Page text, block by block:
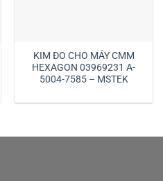
KIM ĐO CHO MÁY CMM
HEXAGON 03969231 A-
5004-7585 – MSTEK